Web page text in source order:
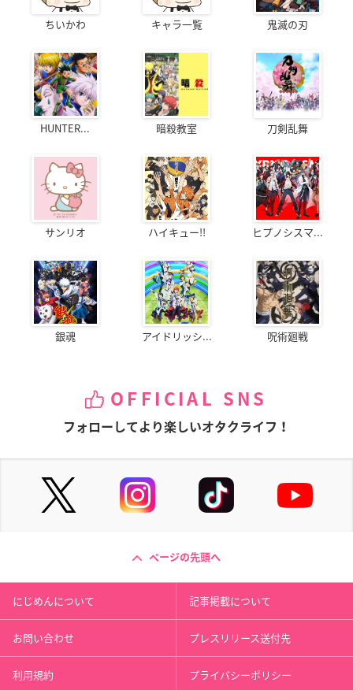
ちいかわ キャラ一覧 鬼滅の刃
HUNTER... 暗殺教室 刀剣乱舞
サンリオ ハイキュー!! ヒプノシスマ...
銀魂 アイドリッシ... 呪術廻戦
OFFICIAL SNS
フォローしてより楽しいオタクライフ！
ページの先頭へ
にじめんについて 記事掲載について
お問い合わせ プレスリリース送付先
利用規約 プライバシーポリシー